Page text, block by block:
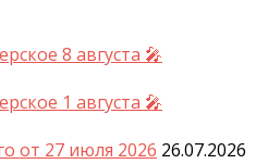
8 августа 🎤
1 августа 🎤
от 27 июля 2026 26.07.2026